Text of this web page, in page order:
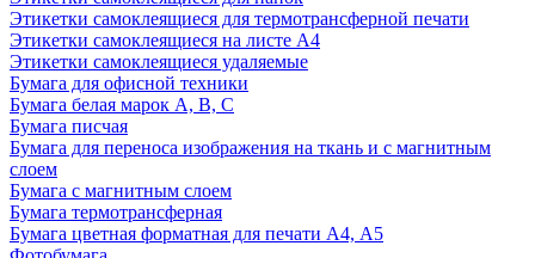
Этикетки самоклеящиеся для термотрансферной печати
Этикетки самоклеящиеся на листе А4
Этикетки самоклеящиеся удаляемые
Бумага для офисной техники
Бумага белая марок А, В, С
Бумага писчая
Бумага для переноса изображения на ткань и с магнитным
слоем
Бумага с магнитным слоем
Бумага термотрансферная
Бумага цветная форматная для печати А4, А5